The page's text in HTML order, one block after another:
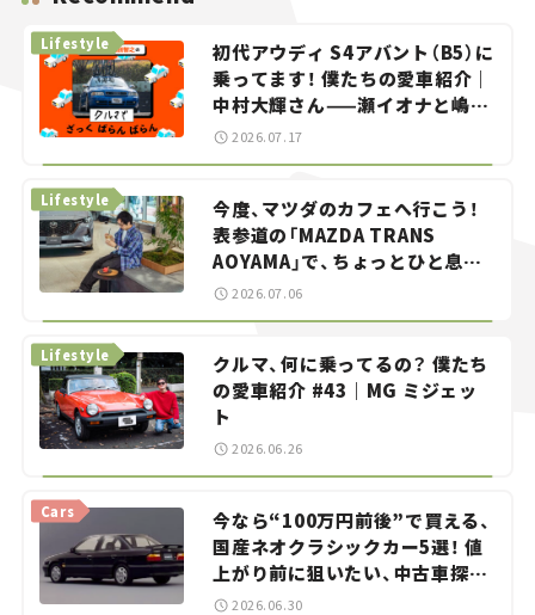
初代アウディ S4アバント（B5）に
乗ってます！ 僕たちの愛車紹介｜
中村大輝さん——瀬イオナと嶋田
智之の「クルマでざっくばらんば
Lifestyle
2026.07.17
今度、マツダのカフェへ行こう！
表参道の「MAZDA TRANS
AOYAMA」で、ちょっとひと息。
——連載｜CCGとクルマでどうす
Lifestyle
2026.07.06
クルマ、何に乗ってるの？ 僕たち
の愛車紹介 #43｜MG ミジェッ
ト
Lifestyle
2026.06.26
今なら“100万円前後”で買える、
国産ネオクラシックカー5選！ 値
上がり前に狙いたい、中古車探し
をお手伝い――ちょっとイケてるマ
Cars
2026.06.30